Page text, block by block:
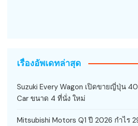
เรื่องอัพเดทล่าสุด
Suzuki Every Wagon เปิดขายญี่ปุ่น
Car ขนาด 4 ที่นั่ง ใหม่
Mitsubishi Motors Q1 ปี 2026 กำไร